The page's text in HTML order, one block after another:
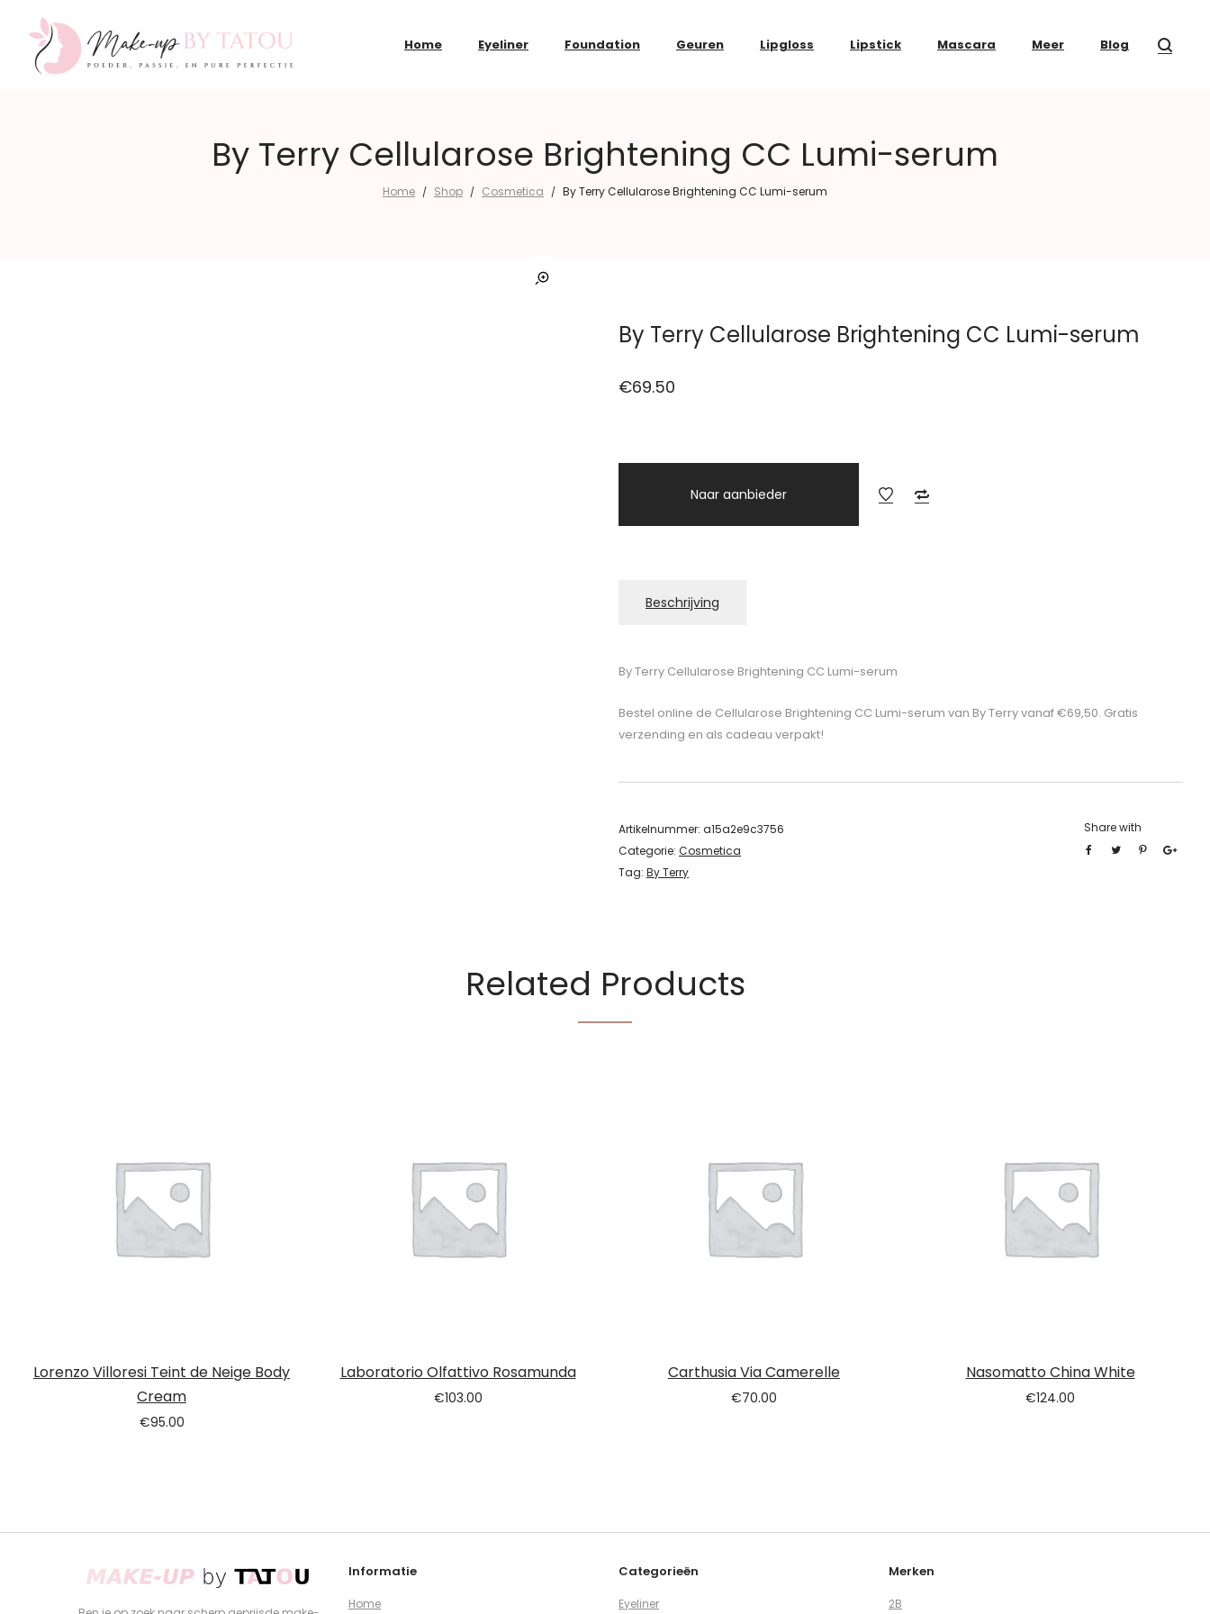
Home Eyeliner Foundation Geuren Lipgloss Lipstick Mascara Meer Blog
By Terry Cellularose Brightening CC Lumi-serum
Home / Shop / Cosmetica / By Terry Cellularose Brightening CC Lumi-serum
By Terry Cellularose Brightening CC Lumi-serum
€69.50
Naar aanbieder
Beschrijving
By Terry Cellularose Brightening CC Lumi-serum
Bestel online de Cellularose Brightening CC Lumi-serum van By Terry vanaf €69,50. Gratis
verzending en als cadeau verpakt!
Artikelnummer: a15a2e9c3756
Categorie: Cosmetica
Tag: By Terry
Share with
Related Products
Lorenzo Villoresi Teint de Neige Body
Cream
€95.00
Laboratorio Olfattivo Rosamunda
€103.00
Carthusia Via Camerelle
€70.00
Nasomatto China White
€124.00
Informatie
Home
Categorieën
Eyeliner
Merken
2B